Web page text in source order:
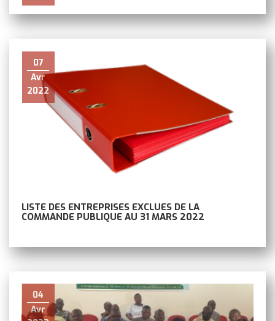
07
Avr
2022
LISTE DES ENTREPRISES EXCLUES DE LA
COMMANDE PUBLIQUE AU 31 MARS 2022
04
Avr